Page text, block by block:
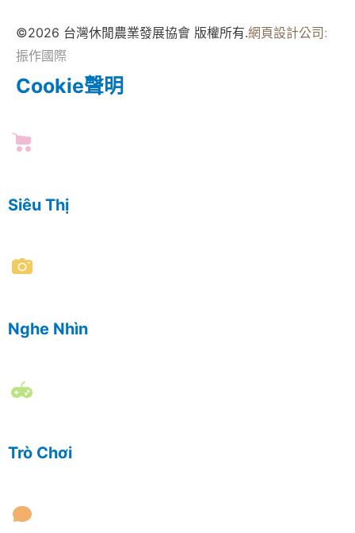
©2026 台灣休閒農業發展協會 版權所有.網頁設計公司 :
振作國際
Cookie聲明
Siêu Thị
Nghe Nhìn
Trò Chơi